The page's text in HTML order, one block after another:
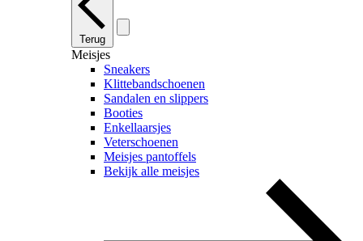
Terug
Meisjes
Sneakers
Klittebandschoenen
Sandalen en slippers
Booties
Enkellaarsjes
Veterschoenen
Meisjes pantoffels
Bekijk alle meisjes